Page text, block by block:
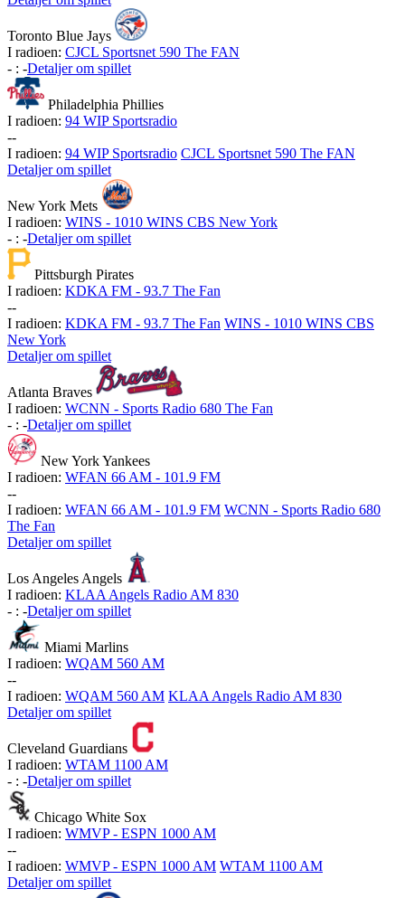
Toronto Blue Jays
I radioen: CJCL Sportsnet 590 The FAN
- : -Detaljer om spillet
Philadelphia Phillies
I radioen: 94 WIP Sportsradio
--
I radioen: 94 WIP Sportsradio CJCL Sportsnet 590 The FAN
Detaljer om spillet
New York Mets
I radioen: WINS - 1010 WINS CBS New York
- : -Detaljer om spillet
Pittsburgh Pirates
I radioen: KDKA FM - 93.7 The Fan
--
I radioen: KDKA FM - 93.7 The Fan WINS - 1010 WINS CBS
New York
Detaljer om spillet
Atlanta Braves
I radioen: WCNN - Sports Radio 680 The Fan
- : -Detaljer om spillet
New York Yankees
I radioen: WFAN 66 AM - 101.9 FM
--
I radioen: WFAN 66 AM - 101.9 FM WCNN - Sports Radio 680
The Fan
Detaljer om spillet
Los Angeles Angels
I radioen: KLAA Angels Radio AM 830
- : -Detaljer om spillet
Miami Marlins
I radioen: WQAM 560 AM
--
I radioen: WQAM 560 AM KLAA Angels Radio AM 830
Detaljer om spillet
Cleveland Guardians
I radioen: WTAM 1100 AM
- : -Detaljer om spillet
Chicago White Sox
I radioen: WMVP - ESPN 1000 AM
--
I radioen: WMVP - ESPN 1000 AM WTAM 1100 AM
Detaljer om spillet